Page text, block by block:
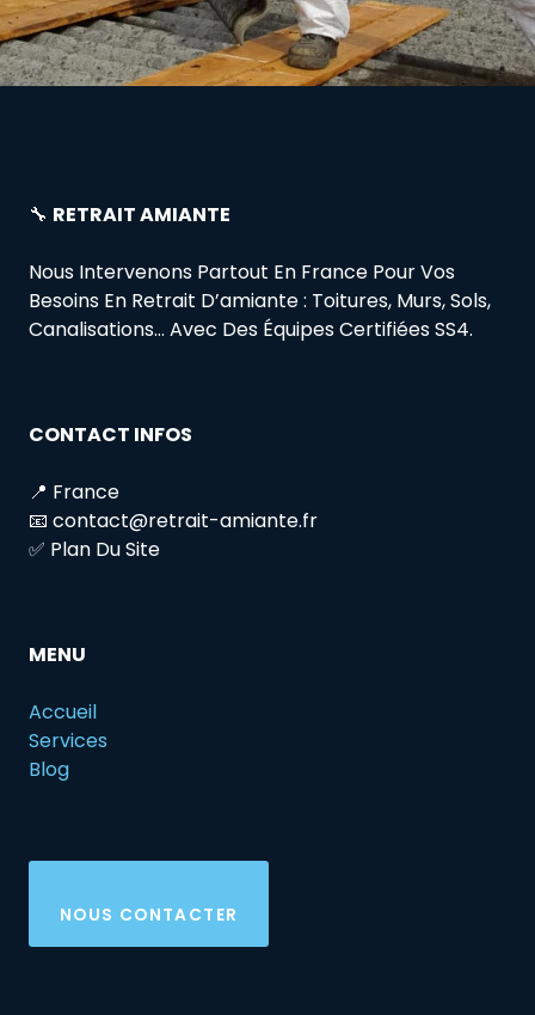
🔧 RETRAIT AMIANTE
Nous Intervenons Partout En France Pour Vos
Besoins En Retrait D’amiante : Toitures, Murs, Sols,
Canalisations… Avec Des Équipes Certifiées SS4.
CONTACT INFOS
📍 France
📧 contact@retrait-amiante.fr
✅ Plan Du Site
MENU
Accueil
Services
Blog
NOUS CONTACTER